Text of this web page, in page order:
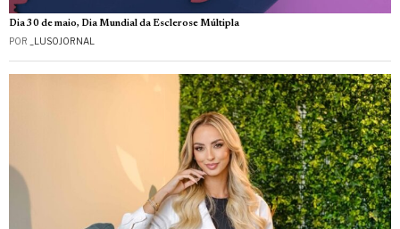
Dia 30 de maio, Dia Mundial da Esclerose Múltipla
POR _LUSOJORNAL